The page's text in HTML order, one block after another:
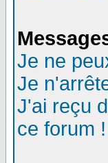
Je ne
Je
J'ai reçu
ce forum !